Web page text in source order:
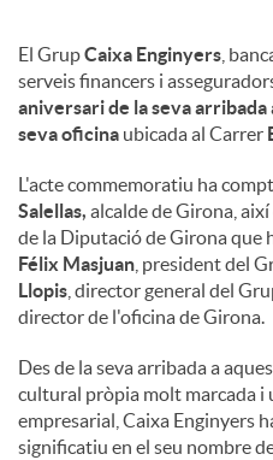
El GrupCaixa Enginyers ,
serveis financers i
aniversari de la seva arribada
seva oficina ubicada al Carrer
L'acte commemoratiu ha
Salellas, alcalde de Girona, així
de la Diputació de Girona que
Félix Masjuan , president del
Llopis , director general del
director de l'oficina de Girona.
Des de la seva arribada a
cultural pròpia molt marcada i
empresarial, Caixa Enginyers
significatiu en el seu nombre